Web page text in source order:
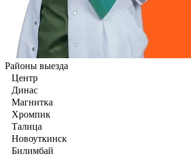
Районы выезда
Центр
Динас
Магнитка
Хромпик
Талица
Новоуткинск
Билимбай